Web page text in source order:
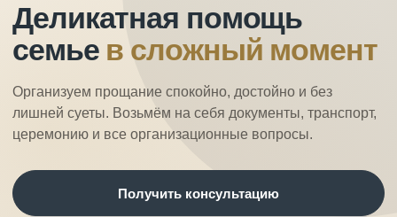
Деликатная помощь
семье в сложный момент
Организуем прощание спокойно, достойно и без
лишней суеты. Возьмём на себя документы, транспорт,
церемонию и все организационные вопросы.
Получить консультацию